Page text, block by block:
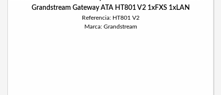
Grandstream Gateway ATA HT801 V2 1xFXS 1xLAN
Referencia: HT801 V2
Marca: Grandstream